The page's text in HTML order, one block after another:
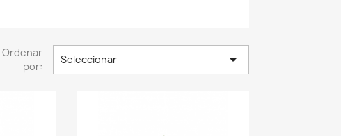
Ordenar
por:
Seleccionar 